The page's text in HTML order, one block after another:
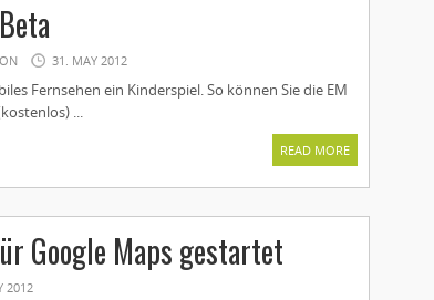
31. MAY 2012
Fernsehen ein Kinderspiel. So können Sie die EM
...
READ MORE
Google Maps gestartet
2012